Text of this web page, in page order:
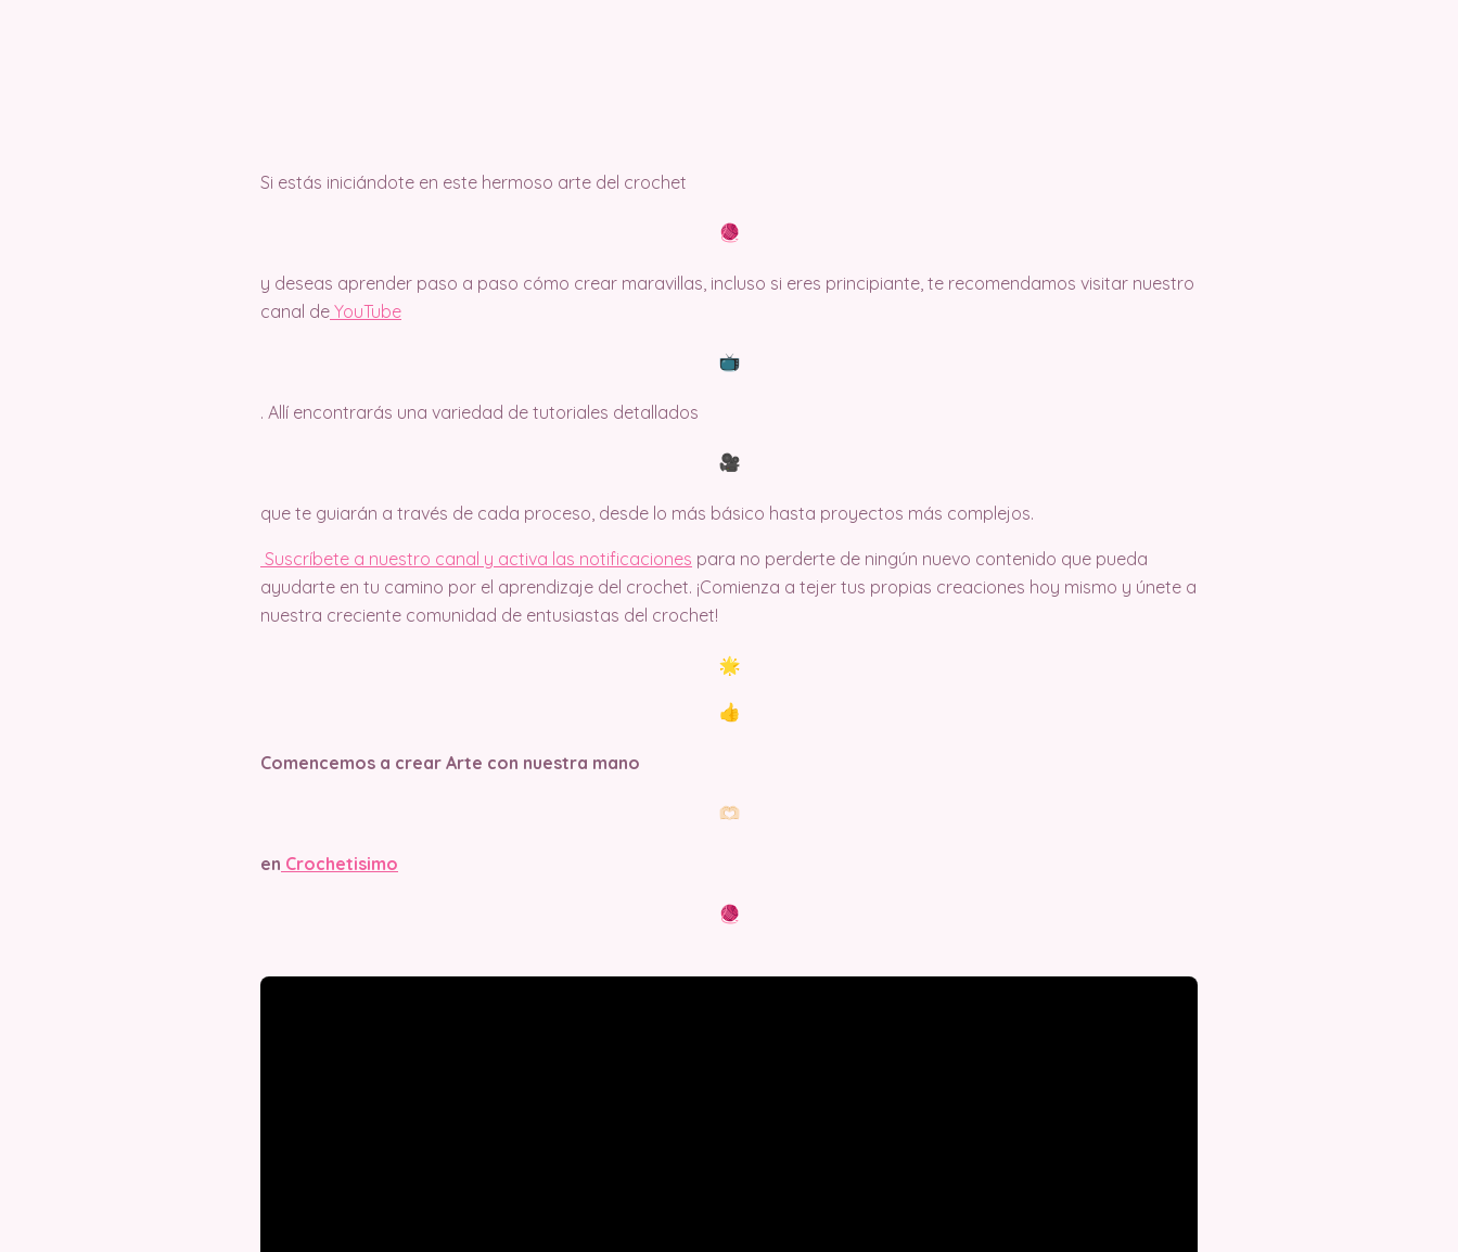
Si estás iniciándote en este hermoso arte del crochet
y deseas aprender paso a paso cómo crear maravillas, incluso si eres principiante, te recomendamos visitar nuestro
canal de YouTube
. Allí encontrarás una variedad de tutoriales detallados
que te guiarán a través de cada proceso, desde lo más básico hasta proyectos más complejos.
Suscríbete a nuestro canal y activa las notificaciones para no perderte de ningún nuevo contenido que pueda
ayudarte en tu camino por el aprendizaje del crochet. ¡Comienza a tejer tus propias creaciones hoy mismo y únete a
nuestra creciente comunidad de entusiastas del crochet!
Comencemos a crear Arte con nuestra mano
en Crochetisimo